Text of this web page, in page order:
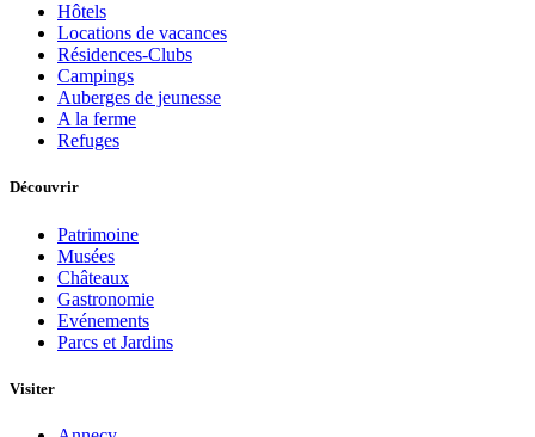
Hôtels
Locations de vacances
Résidences-Clubs
Campings
Auberges de jeunesse
A la ferme
Refuges
Découvrir
Patrimoine
Musées
Châteaux
Gastronomie
Evénements
Parcs et Jardins
Visiter